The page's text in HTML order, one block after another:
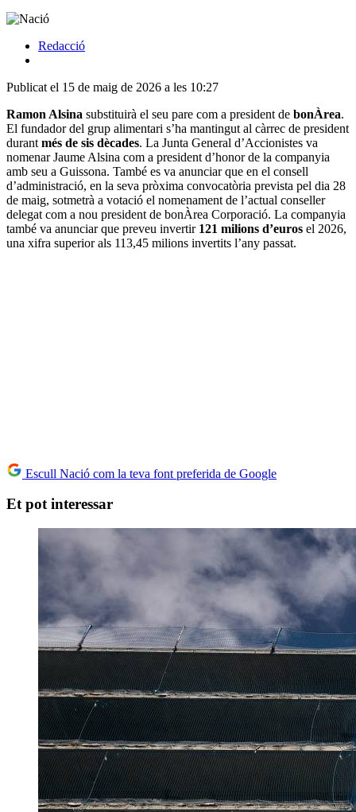
Redacció
Publicat el 15 de maig de 2026 a les 10:27
Ramon Alsina substituirà el seu pare com a president de bonÀrea.
El fundador del grup alimentari s’ha mantingut al càrrec de president
durant més de sis dècades. La Junta General d’Accionistes va
nomenar Jaume Alsina com a president d’honor de la companyia
amb seu a Guissona. També es va anunciar que en el consell
d’administració, en la seva pròxima convocatòria prevista pel dia 28
de maig, sotmetrà a votació el nomenament de l’actual conseller
delegat com a nou president de bonÀrea Corporació. La companyia
també va anunciar que preveu invertir121 milions d’euros el 2026,
una xifra superior als 113,45 milions invertits l’any passat.
Escull Nació com la teva font preferida de Google
Et pot interessar